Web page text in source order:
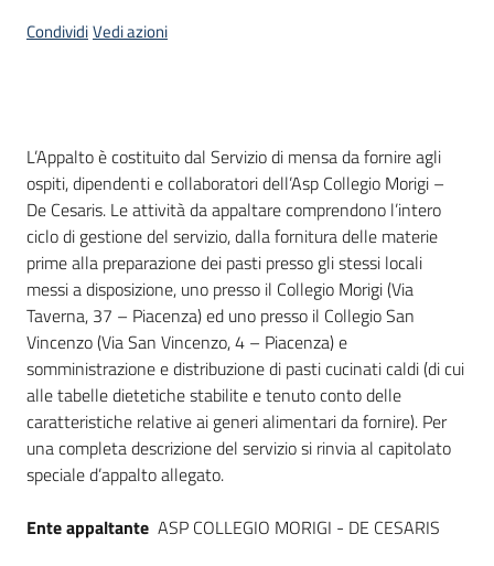
CondividiVedi azioni
Dati del bando
L’Appalto è costituito dal Servizio di mensa da fornire agli
ospiti, dipendenti e collaboratori dell’Asp Collegio Morigi –
De Cesaris. Le attività da appaltare comprendono l’intero
ciclo di gestione del servizio, dalla fornitura delle materie
prime alla preparazione dei pasti presso gli stessi locali
messi a disposizione, uno presso il Collegio Morigi (Via
Taverna, 37 – Piacenza) ed uno presso il Collegio San
Vincenzo (Via San Vincenzo, 4 – Piacenza) e
somministrazione e distribuzione di pasti cucinati caldi (di cui
alle tabelle dietetiche stabilite e tenuto conto delle
caratteristiche relative ai generi alimentari da fornire). Per
una completa descrizione del servizio si rinvia al capitolato
speciale d’appalto allegato.
Ente appaltante ASP COLLEGIO MORIGI - DE CESARIS